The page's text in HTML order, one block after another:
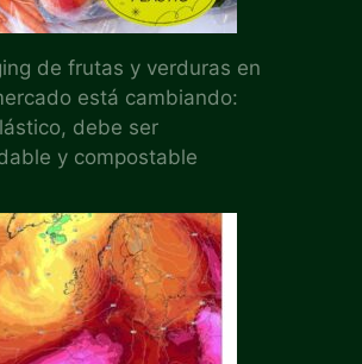
de frutas y verduras en
está cambiando:
debe ser
y compostable